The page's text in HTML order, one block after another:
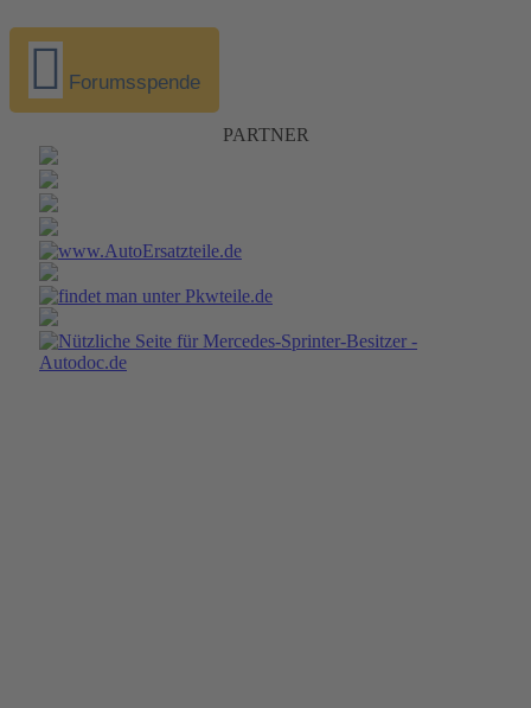
Forumsspende
PARTNER